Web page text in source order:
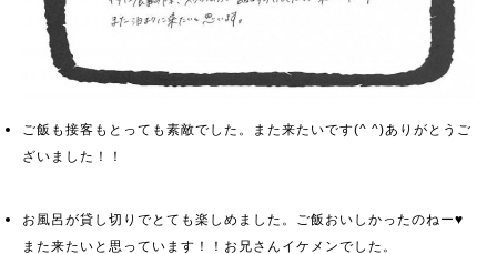
ご飯も接客もとっても素敵でした。また来たいです(^ ^)ありがとうご
ざいました！！
お風呂が貸し切りでとても楽しめました。ご飯おいしかったのねー♥
また来たいと思っています！！お兄さんイケメンでした。